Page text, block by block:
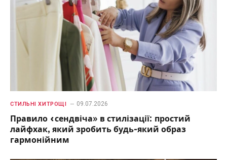
СТИЛЬНІ ХИТРОЩІ 09.07.2026
Правило «сендвіча» в стилізації: простий
лайфхак, який зробить будь-який образ
гармонійним